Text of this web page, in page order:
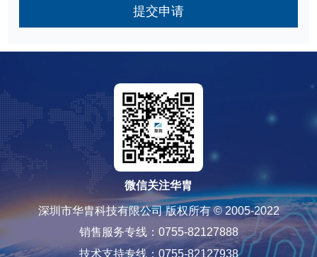
提交申请
微信关注华胄
深圳市华胄科技有限公司 版权所有 © 2005-2022
销售服务专线：0755-82127888
技术支持专线：0755-82127938